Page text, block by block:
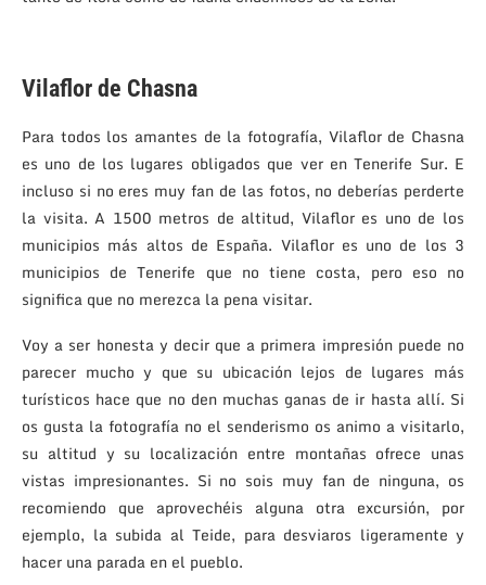
Vilaflor de Chasna
Para todos los amantes de la fotografía, Vilaflor de Chasna
es uno de los lugares obligados que ver en Tenerife Sur. E
incluso si no eres muy fan de las fotos, no deberías perderte
la visita. A 1500 metros de altitud, Vilaflor es uno de los
municipios más altos de España. Vilaflor es uno de los 3
municipios de Tenerife que no tiene costa, pero eso no
significa que no merezca la pena visitar.
Voy a ser honesta y decir que a primera impresión puede no
parecer mucho y que su ubicación lejos de lugares más
turísticos hace que no den muchas ganas de ir hasta allí. Si
os gusta la fotografía no el senderismo os animo a visitarlo,
su altitud y su localización entre montañas ofrece unas
vistas impresionantes. Si no sois muy fan de ninguna, os
recomiendo que aprovechéis alguna otra excursión, por
ejemplo, la subida al Teide, para desviaros ligeramente y
hacer una parada en el pueblo.